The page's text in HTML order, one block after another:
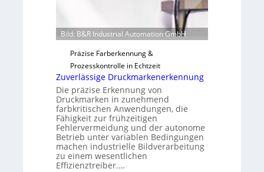
n
Bild: B&R Industrial Automation GmbH
Präzise Farberkennung &
Prozesskontrolle in Echtzeit
Zuverlässige Druckmarkenerkennung
Die präzise Erkennung von
Druckmarken in zunehmend
farbkritischen Anwendungen, die
Fähigkeit zur frühzeitigen
Fehlervermeidung und der autonome
Betrieb unter variablen Bedingungen
machen industrielle Bildverarbeitung
zu einem wesentlichen
Effizienztreiber.…